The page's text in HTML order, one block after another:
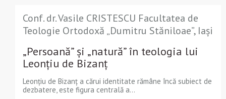
Conf. dr. Vasile CRISTESCU Facultatea de
Teologie Ortodoxă „Dumitru Stăniloae”, Iași
„Persoană” și „natură” în teologia lui
Leonțiu de Bizanț
Leonţiu de Bizanţ a cărui identitate rămâne încă subiect de
dezbatere, este figura centrală a...